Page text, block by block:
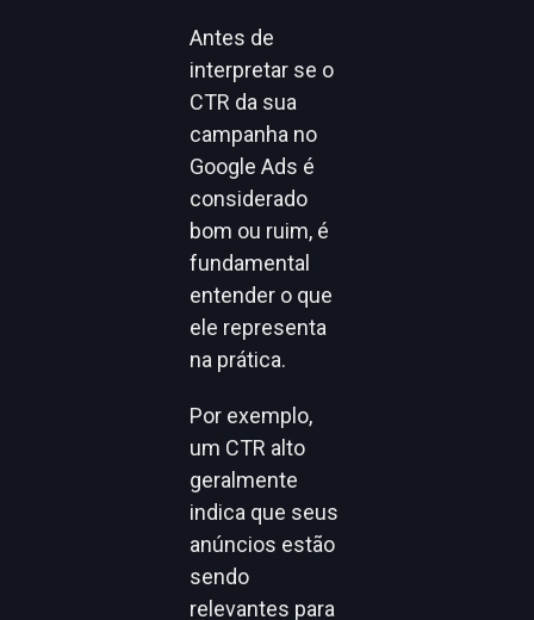
Antes de
interpretar se o
CTR da sua
campanha no
Google Ads é
considerado
bom ou ruim, é
fundamental
entender o que
ele representa
na prática.
Por exemplo,
um CTR alto
geralmente
indica que seus
anúncios estão
sendo
relevantes para